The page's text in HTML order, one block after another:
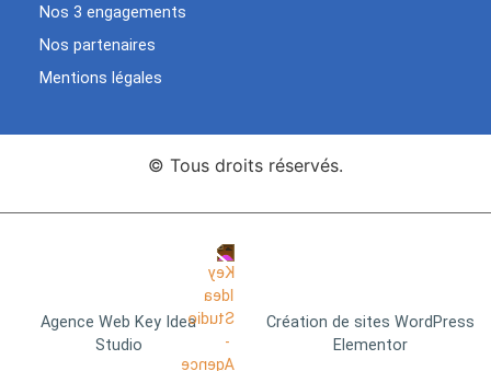
Nos 3 engagements
Nos partenaires
Mentions légales
© Tous droits réservés.
Agence Web Key Idea
Studio
Création de sites WordPress
Elementor